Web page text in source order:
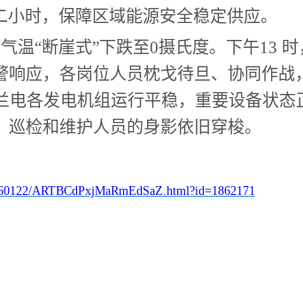
时，保障区域能源安全稳定供应。
温“断崖式”下跌至0摄氏度。下午13
应，各岗位人员枕戈待旦、协同作战
各发电机组运行平稳，重要设备状态
检和维护人员的身影依旧穿梭。
ARTBCdPxjMaRmEdSaZ.html?id=1862171